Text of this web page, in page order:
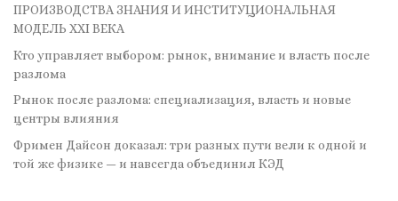
ПРОИЗВОДСТВА ЗНАНИЯ И ИНСТИТУЦИОНАЛЬНАЯ
МОДЕЛЬ XXI ВЕКА
Кто управляет выбором: рынок, внимание и власть после
разлома
Рынок после разлома: специализация, власть и новые
центры влияния
Фримен Дайсон доказал: три разных пути вели к одной и
той же физике — и навсегда объединил КЭД